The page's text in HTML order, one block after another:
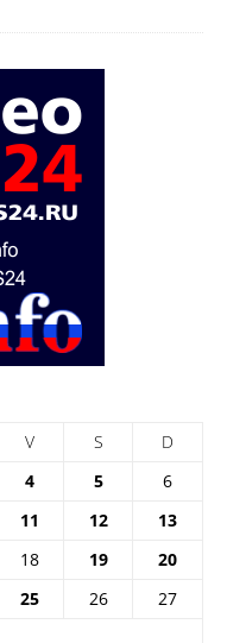
V S
D
4 5
6
11 12
13
18 19
20
25 26
27